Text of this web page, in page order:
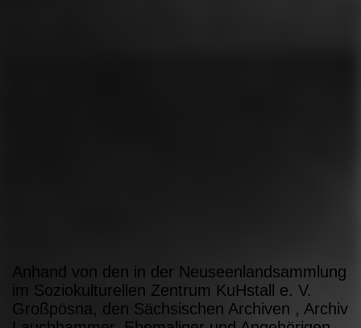
Anhand von den in der Neuseenlandsammlung
im Soziokulturellen Zentrum KuHstall e. V.
Großpösna, den Sächsischen Archiven , Archiv